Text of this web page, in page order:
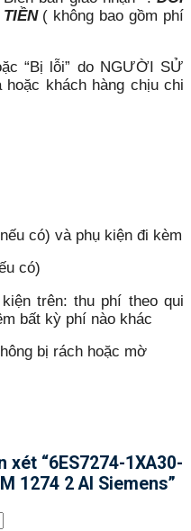
( không bao gồm phí
“Bị lỗi” do NGƯỜI SỬ
hoặc khách hàng chịu chi
có) và phụ kiện đi kèm
có)
trên: thu phí theo qui
bất kỳ phí nào khác
bị rách hoặc mờ
xét “6ES7274-1XA30-
1274 2 AI Siemens”